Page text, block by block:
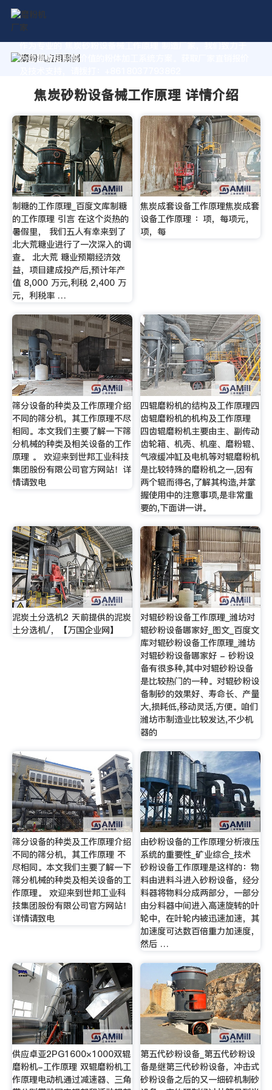
作为专业的 焦炭砂粉设备械工作原理 制造厂家，我们致力于
为您量身定制高价值的粉体加工系统方案。获取厂家直销报价
焦炭砂粉设备械工作原理 详情介绍
制糖的工作原理_百度文库制糖
的工作原理 引言 在这个炎热的
暑假里， 我们五人有幸来到了
北大荒糖业进行了一次深入的调
查。 北大荒 糖业预期经济效
益，项目建成投产后,预计年产
值 8,000 万元,利税 2,400 万
元，利税率 …
焦炭成套设备工作原理焦炭成套
设备工作原理 ：项，每项元，
项，每
筛分设备的种类及工作原理介绍
不同的筛分机，其工作原理不尽
相同。本文我们主要了解一下筛
分机械的种类及相关设备的工作
原理 。 欢迎来到世邦工业科技
集团股份有限公司官方网站！详
情请致电
四辊磨粉机的结构及工作原理四
齿辊磨粉机的机构及工作原理
四齿辊磨粉机主要由主、副传动
齿轮箱、机壳、机座、磨粉辊、
气液缓冲缸及电机等对辊磨粉机
是比较特殊的磨粉机之一,因有
两个辊而得名,了解其构造,并掌
握使用中的注意事项,是非常重
要的,下面讲一讲。
泥炭土分选机2 天前提供的泥炭
土分选机/，【万国企业网】
对辊砂粉设备工作原理_潍坊对
辊砂粉设备哪家好_图文_百度文
库对辊砂粉设备工作原理_潍坊
对辊砂粉设备哪家好 - 砂粉设
备有很多种,其中对辊砂粉设备
是比较热门的一种。对辊砂粉设
备制砂的效果好、寿命长、产量
大,损耗低,移动灵活,方便。咱们
潍坊市制造业比较发达,不少机
器的
筛分设备的种类及工作原理介绍
不同的筛分机，其工作原理 不
尽相同。本文我们主要了解一下
筛分机械的种类及相关设备的工
作原理。 欢迎来到世邦工业科
技集团股份有限公司官方网站！
详情请致电
由砂粉设备的工作原理分析液压
系统的重要性_矿业综合_技术
砂粉设备工作原理是这样的：物
料由进料斗进入砂粉设备，经分
料器将物料分成两部分，一部分
由分料器中间进入高速旋转的叶
轮中，在叶轮内被迅速加速，其
加速度可达数百倍重力加速度，
然后 …
供应卓亚2PG1600×1000双辊
磨粉机-工作原理 双辊磨粉机工
作原理电动机通过减速器、三角
第五代砂粉设备_第五代砂粉设
备是继第三代砂粉设备，冲击式
砂粉设备之后的又一细碎机制砂